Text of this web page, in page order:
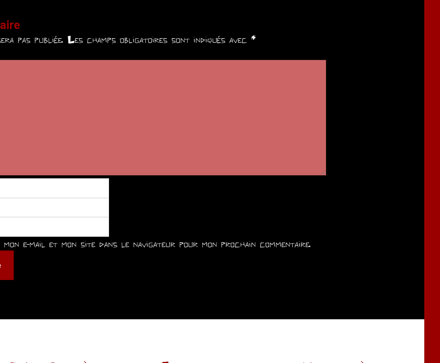
pas publiée. Les champs obligatoires sont indiqués avec *
e-mail et mon site dans le navigateur pour mon prochain commentaire.